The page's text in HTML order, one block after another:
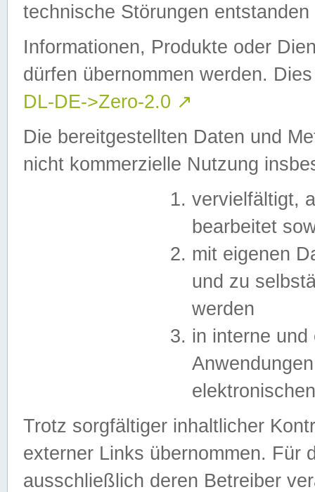
technische Störungen
Informationen, Produkte oder
dürfen übernommen werden.
DL-DE->Zero-2.0 ↗
Die bereitgestellten Daten und
nicht kommerzielle Nutzung
vervielfältigt,
bearbeitet
mit eigenen
und zu
werden
in interne
Trotz sorgfältiger inhaltlicher
externer Links übernommen. Für
ausschließlich deren Betreiber